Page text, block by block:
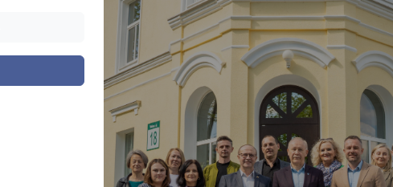
Pranešėjų apsauga
Asmens duomenų apsauga